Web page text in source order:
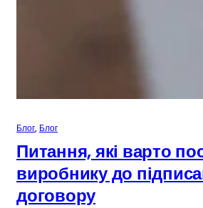
Блог, Блог
Питання, які варто
виробнику до
договору